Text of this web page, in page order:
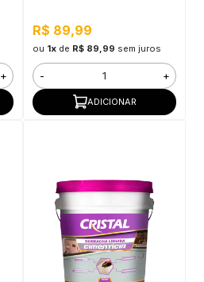
+
R$ 89,99
ou 1xde R$ 89,99 sem juros
- +
ADICIONAR